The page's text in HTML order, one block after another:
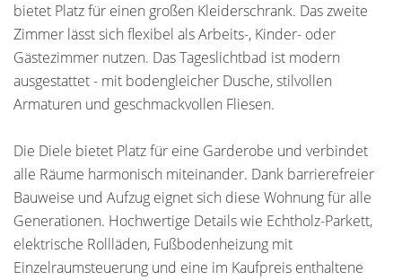
bietet Platz für einen großen Kleiderschrank. Das zweite
Zimmer lässt sich flexibel als Arbeits-, Kinder- oder
Gästezimmer nutzen. Das Tageslichtbad ist modern
ausgestattet - mit bodengleicher Dusche, stilvollen
Armaturen und geschmackvollen Fliesen.
Die Diele bietet Platz für eine Garderobe und verbindet
alle Räume harmonisch miteinander. Dank barrierefreier
Bauweise und Aufzug eignet sich diese Wohnung für alle
Generationen. Hochwertige Details wie Echtholz-Parkett,
elektrische Rollläden, Fußbodenheizung mit
Einzelraumsteuerung und eine im Kaufpreis enthaltene